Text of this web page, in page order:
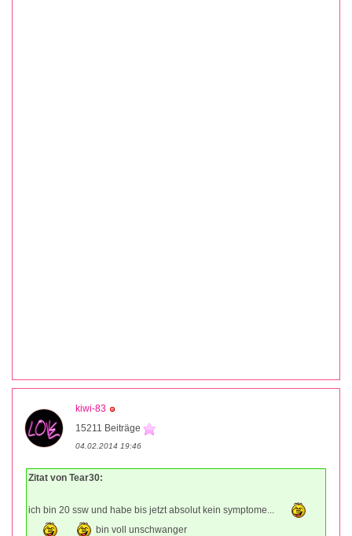
kiwi-83
15211 Beiträge
04.02.2014 19:46
Zitat von Tear30:
ich bin 20 ssw und habe bis jetzt absolut kein symptome...
bin voll unschwanger